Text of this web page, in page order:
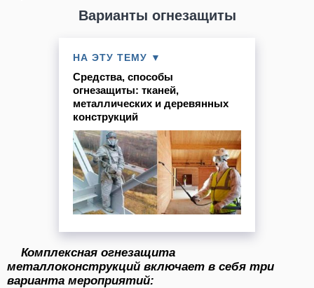
Варианты огнезащиты
НА ЭТУ ТЕМУ ▼
Средства, способы
огнезащиты: тканей,
металлических и деревянных
конструкций
Комплексная огнезащита
металлоконструкций включает в себя три
варианта мероприятий: